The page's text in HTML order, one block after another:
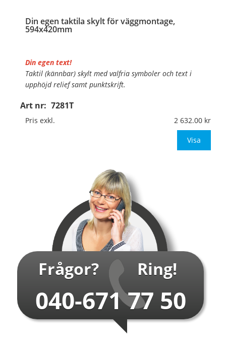
Din egen taktila skylt för väggmontage,
594x420mm
Art nr: 7281T
Din egen text!
Taktil (kännbar) skylt med valfria symboler och text i
upphöjd relief samt punktskrift.
Material:Hårdplast, 1,5mm (väggmontage)
Mått:594x420mm
Pris exkl. 2 632.00
Visa
Frågor? Ring!
040-671 77 50